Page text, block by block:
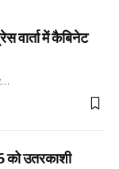
वार्ता में कैबिनेट
को उतरकाशी